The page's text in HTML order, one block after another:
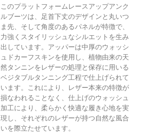
このプラットフォームレースアップアンク
ルブーツは、足首下丈のデザインと丸いつ
ま先、そして角度のあるパネルが特徴で、
力強くスタイリッシュなシルエットを生み
出しています。アッパーは中厚のウォッシ
ュドカーフスキンを使用し、植物由来の天
然タンニンをレザーの処理と保存に用いる
ベジタブルタンニング工程で仕上げられて
います。これにより、レザー本来の特徴が
損なわれることなく、仕上げのウォッシュ
加工により、柔らかく快適な履き心地を実
現し、それぞれのレザーが持つ自然な風合
いを際立たせています。